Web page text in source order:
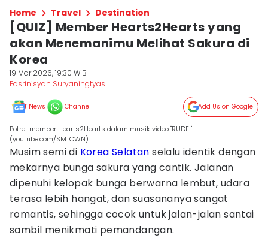
Home Travel Destination
[QUIZ] Member Hearts2Hearts yang
akan Menemanimu Melihat Sakura di
Korea
19 Mar 2026, 19:30 WIB
Fasrinisyah Suryaningtyas
News Channel Add Us on Google
Potret member Hearts2Hearts dalam musik video "RUDE!"
(youtube.com/SMTOWN)
Musim semi di Korea Selatan selalu identik dengan
mekarnya bunga sakura yang cantik. Jalanan
dipenuhi kelopak bunga berwarna lembut, udara
terasa lebih hangat, dan suasananya sangat
romantis, sehingga cocok untuk jalan-jalan santai
sambil menikmati pemandangan.